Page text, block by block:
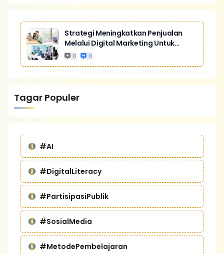
Strategi Meningkatkan Penjualan
Melalui Digital Marketing Untuk
Bisnis Yang Lebih Kompetitif
0 0
Tagar Populer
#AI
#DigitalLiteracy
#PartisipasiPublik
#SosialMedia
#MetodePembelajaran